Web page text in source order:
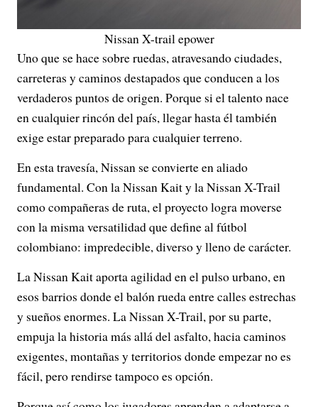
Nissan X-trail epower
Uno que se hace sobre ruedas, atravesando ciudades,
carreteras y caminos destapados que conducen a los
verdaderos puntos de origen. Porque si el talento nace
en cualquier rincón del país, llegar hasta él también
exige estar preparado para cualquier terreno.
En esta travesía, Nissan se convierte en aliado
fundamental. Con la Nissan Kait y la Nissan X-Trail
como compañeras de ruta, el proyecto logra moverse
con la misma versatilidad que define al fútbol
colombiano: impredecible, diverso y lleno de carácter.
La Nissan Kait aporta agilidad en el pulso urbano, en
esos barrios donde el balón rueda entre calles estrechas
y sueños enormes. La Nissan X-Trail, por su parte,
empuja la historia más allá del asfalto, hacia caminos
exigentes, montañas y territorios donde empezar no es
fácil, pero rendirse tampoco es opción.